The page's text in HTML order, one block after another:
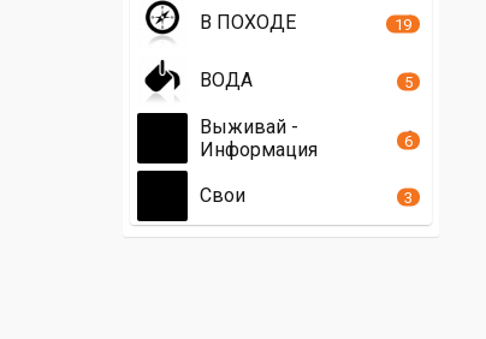
В ПОХОДЕ 19
ВОДА 5
Выживай -
Информация
6
Свои 3